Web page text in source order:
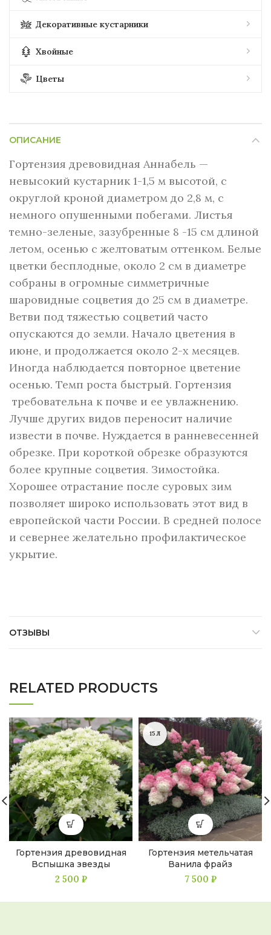
Декоративные кустарники
Хвойные
Цветы
ОПИСАНИЕ
Гортензия древовидная Аннабель —
невысокий кустарник 1-1,5 м высотой, с
округлой кроной диаметром до 2,8 м, с
немного опушенными побегами. Листья
темно-зеленые, зазубренные 8 -15 см длиной
летом, осенью с желтоватым оттенком. Белые
цветки бесплодные, около 2 см в диаметре
собраны в огромные симметричные
шаровидные соцветия до 25 см в диаметре.
Ветви под тяжестью соцветий часто
опускаются до земли. Начало цветения в
июне, и продолжается около 2-х месяцев.
Иногда наблюдается повторное цветение
осенью. Темп роста быстрый. Гортензия
требовательна к почве и ее увлажнению.
Лучше других видов переносит наличие
извести в почве. Нуждается в ранневесенней
обрезке. При короткой обрезке образуются
более крупные соцветия. Зимостойка.
Хорошее отрастание после суровых зим
позволяет широко использовать этот вид в
европейской части России. В средней полосе
и севернее желательно профилактическое
укрытие.
ОТЗЫВЫ
RELATED PRODUCTS
Гортензия древовидная
Вспышка звезды
2 500 ₽
15Л
Гортензия метельчатая
Ванила фрайз
7 500 ₽